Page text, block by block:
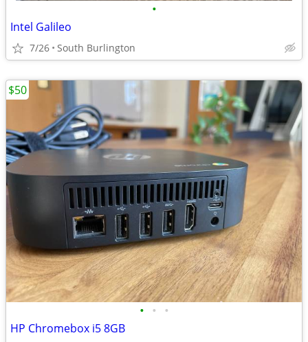
•
Intel Galileo
7/26 South Burlington
• • •
HP Chromebox i5 8GB
$50